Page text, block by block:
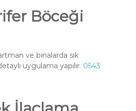
Böceği
ve binalarda sık
uygulama yapılır. 0543